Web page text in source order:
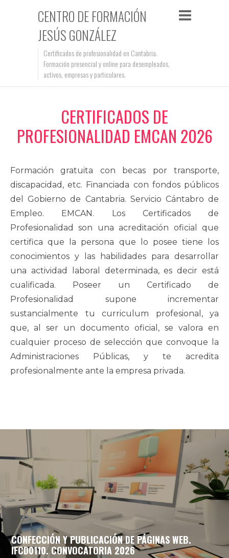
CENTRO DE FORMACIÓN
JESÚS GONZÁLEZ
Certificados de profesionalidad en Cantabria.
Formación presencial y online para desempleados,
activos, empresas y particulares.
CERTIFICADOS DE
PROFESIONALIDAD EMCAN 2026
Formación gratuita con becas por transporte,
discapacidad, etc. Financiada con fondos públicos
del Gobierno de Cantabria. Servicio Cántabro de
Empleo. EMCAN. Los Certificados de
Profesionalidad son una acreditación oficial que
certifica que la persona que lo posee tiene los
conocimientos y las habilidades para desarrollar
una actividad laboral determinada, es decir está
cualificada. Poseer un Certificado de
Profesionalidad supone incrementar
sustancialmente tu curriculum profesional, ya
que, al ser un documento oficial, se valora en
cualquier proceso de selección que convoque la
Administraciones Públicas, y te acredita
profesionalmente ante la empresa privada.
CONFECCIÓN Y PUBLICACIÓN DE PÁGINAS WEB.
IFCD0110. CONVOCATORIA 2026